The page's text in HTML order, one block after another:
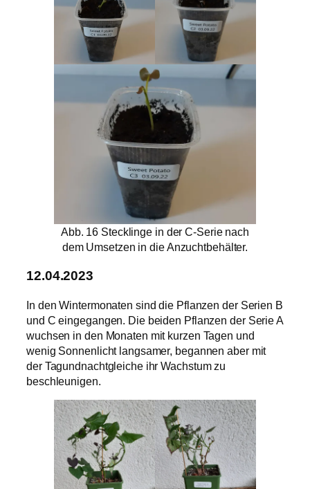
Abb. 16 Stecklinge in der C-Serie nach
dem Umsetzen in die Anzuchtbehälter.
12.04.2023
In den Wintermonaten sind die Pflanzen der Serien B
und C eingegangen. Die beiden Pflanzen der Serie A
wuchsen in den Monaten mit kurzen Tagen und
wenig Sonnenlicht langsamer, begannen aber mit
der Tagundnachtgleiche ihr Wachstum zu
beschleunigen.